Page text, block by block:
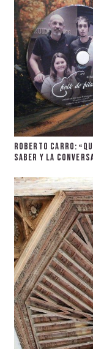
Roberto Carro:
saber y la